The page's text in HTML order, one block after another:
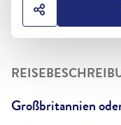
HOTEL
Großbritannien